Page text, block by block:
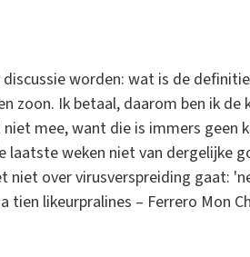
worden: wat is de
zoon. Ik betaal, daarom ben ik
niet mee, want die is immers geen
laatste weken niet van dergelijke
niet over virusverspreiding gaat:
tien likeurpralines – Ferrero Mon